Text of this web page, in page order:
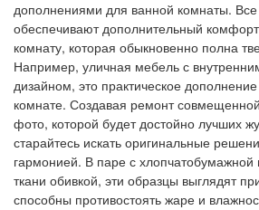
дополнениями для ванной комнаты. Все
обеспечивают дополнительный
комнату, которая обыкновенно полна
Например, уличная мебель с
дизайном, это практическое
комнате. Создавая ремонт
фото, которой будет достойно лучших
старайтесь искать оригинальные
гармонией. В паре с хлопчатобумажной
ткани обивкой, эти образцы выглядят
способны противостоять жаре и